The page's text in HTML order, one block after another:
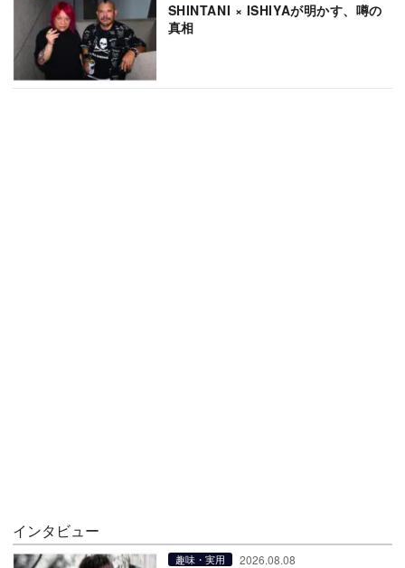
SHINTANI × ISHIYAが明かす、噂の
真相
インタビュー
趣味・実用 2026.08.08